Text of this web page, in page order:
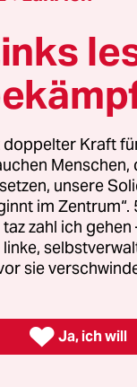
fordert von
wie
und
doppelter Kraft
unsere
im
taz zahl ich
linke,
sie
 Ja, ich will